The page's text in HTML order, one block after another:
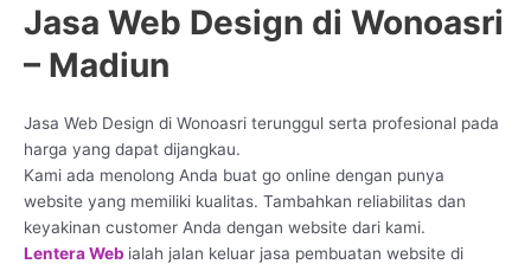
Jasa Web Design di Wonoasri
– Madiun
Jasa Web Design di Wonoasri terunggul serta profesional pada
harga yang dapat dijangkau.
Kami ada menolong Anda buat go online dengan punya
website yang memiliki kualitas. Tambahkan reliabilitas dan
keyakinan customer Anda dengan website dari kami.
Lentera Web ialah jalan keluar jasa pembuatan website di